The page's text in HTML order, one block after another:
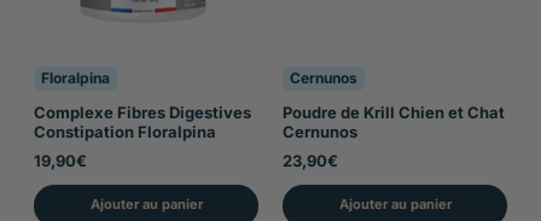
Floralpina
Complexe Fibres Digestives
Constipation Floralpina
19,90€
Ajouter au panier
Cernunos
Poudre de Krill Chien et Chat
Cernunos
23,90€
Ajouter au panier